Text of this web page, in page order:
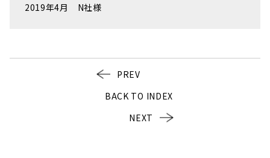
2019年4月 N社様
PREV
BACK TO INDEX
NEXT